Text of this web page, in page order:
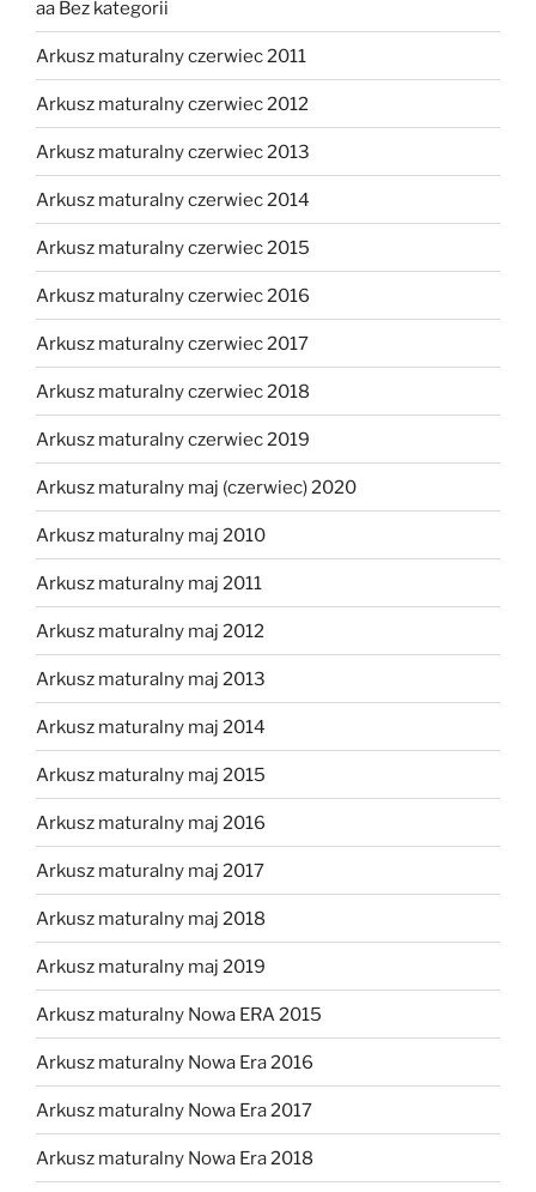
aa Bez kategorii
Arkusz maturalny czerwiec 2011
Arkusz maturalny czerwiec 2012
Arkusz maturalny czerwiec 2013
Arkusz maturalny czerwiec 2014
Arkusz maturalny czerwiec 2015
Arkusz maturalny czerwiec 2016
Arkusz maturalny czerwiec 2017
Arkusz maturalny czerwiec 2018
Arkusz maturalny czerwiec 2019
Arkusz maturalny maj (czerwiec) 2020
Arkusz maturalny maj 2010
Arkusz maturalny maj 2011
Arkusz maturalny maj 2012
Arkusz maturalny maj 2013
Arkusz maturalny maj 2014
Arkusz maturalny maj 2015
Arkusz maturalny maj 2016
Arkusz maturalny maj 2017
Arkusz maturalny maj 2018
Arkusz maturalny maj 2019
Arkusz maturalny Nowa ERA 2015
Arkusz maturalny Nowa Era 2016
Arkusz maturalny Nowa Era 2017
Arkusz maturalny Nowa Era 2018